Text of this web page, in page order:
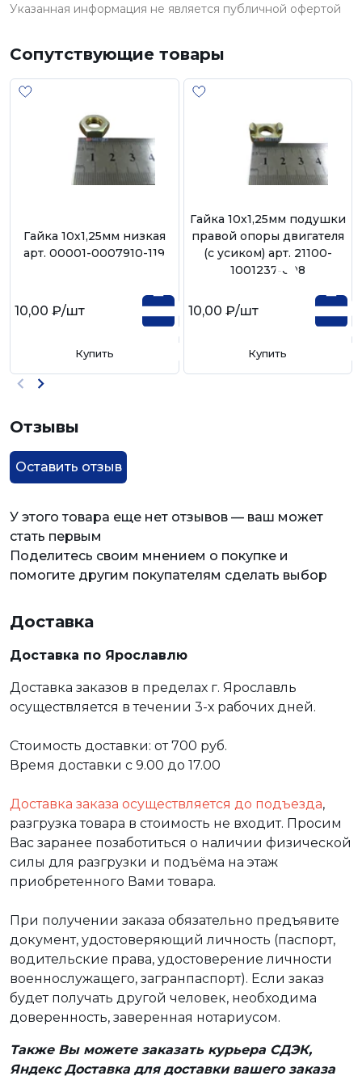
Указанная информация не является публичной офертой
Сопутствующие товары
Гайка 10х1,25мм низкая
арт. 00001-0007910-119
10,00 ₽/шт
Купить
Гайка 10х1,25мм подушки
правой опоры двигателя
(с усиком) арт. 21100-
1001237-008
10,00 ₽/шт
Купить
Отзывы
Оставить отзыв
У этого товара еще нет отзывов — ваш может
стать первым
Поделитесь своим мнением о покупке и
помогите другим покупателям сделать выбор
Доставка
Доставка по Ярославлю
Доставка заказов в пределах г. Ярославль
осуществляется в течении 3-х рабочих дней.
Стоимость доставки: от 700 руб.
Время доставки с 9.00 до 17.00
Доставка заказа осуществляется до подъезда,
разгрузка товара в стоимость не входит. Просим
Вас заранее позаботиться о наличии физической
силы для разгрузки и подъёма на этаж
приобретенного Вами товара.
При получении заказа обязательно предъявите
документ, удостоверяющий личность (паспорт,
водительские права, удостоверение личности
военнослужащего, загранпаспорт). Если заказ
будет получать другой человек, необходима
доверенность, заверенная нотариусом.
Также Вы можете заказать курьера СДЭК,
Яндекс Доставка для доставки вашего заказа